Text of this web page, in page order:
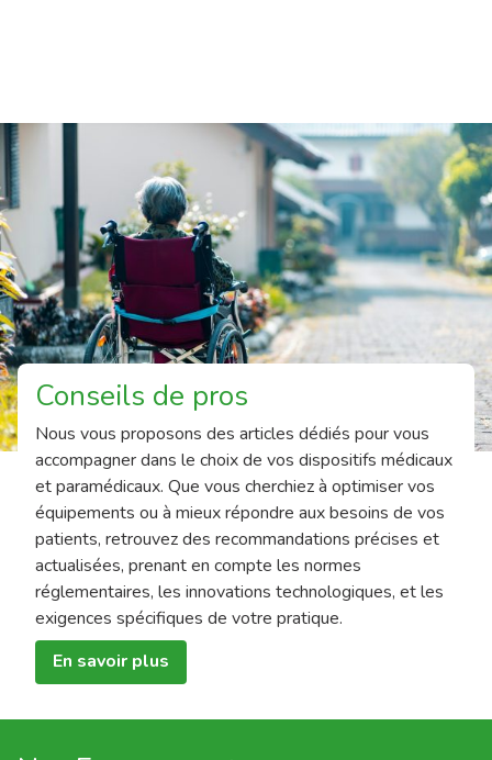
Conseils de pros
Nous vous proposons des articles dédiés pour vous
accompagner dans le choix de vos dispositifs médicaux
et paramédicaux. Que vous cherchiez à optimiser vos
équipements ou à mieux répondre aux besoins de vos
patients, retrouvez des recommandations précises et
actualisées, prenant en compte les normes
réglementaires, les innovations technologiques, et les
exigences spécifiques de votre pratique.
En savoir plus